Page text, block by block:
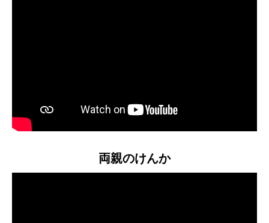
両親のけんか